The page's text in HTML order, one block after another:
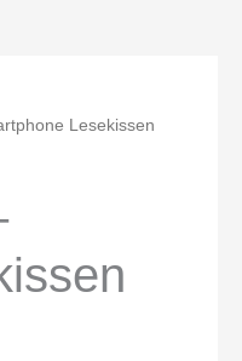
Lesekissen